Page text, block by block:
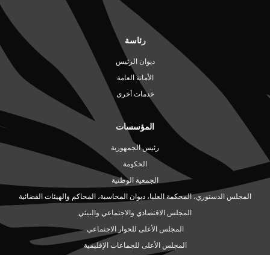
رئاسة
ديوان الرئيس
الأمانة العامة
خدمات أخرى
المؤسسات
رئيس الجمهورية
الحكومة
الجمعية الوطنية
المجلس الدستوري، المحكمة العليا، ديوان المحاسبة، المحاكم والهيئات القضائية
المجلس الاقتصادي والاجتماعي والبيئي
المجلس الأعلى للحوار الاجتماعي
المجلس الأعلى للجماعات الإقليمية